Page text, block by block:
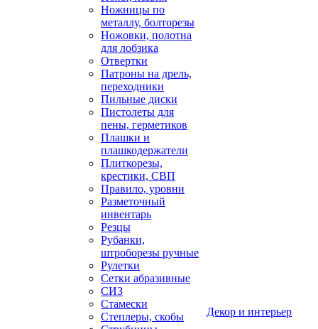
Ножницы по
металлу, болторезы
Ножовки, полотна
для лобзика
Отвертки
Патроны на дрель,
переходники
Пильные диски
Пистолеты для
пены, герметиков
Плашки и
плашкодержатели
Плиткорезы,
крестики, СВП
Правило, уровни
Разметочный
инвентарь
Резцы
Рубанки,
штроборезы ручные
Рулетки
Сетки абразивные
СИЗ
Стамески
Степлеры, скобы
Декор и интерьер